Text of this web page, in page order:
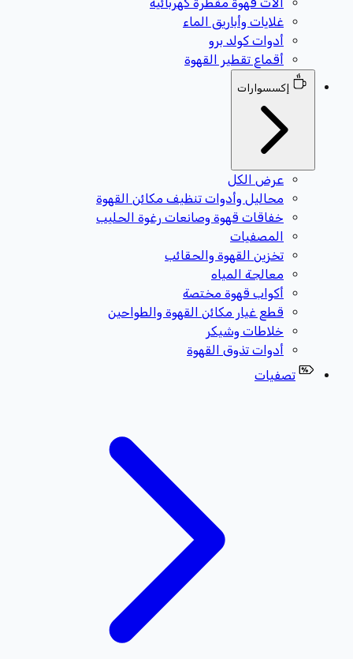
غلايات وأباريق الماء
أدوات كولد برو
أقماع تقطير القهوة
إكسسوارات
عرض الكل
محاليل وأدوات تنظيف مكائن القهوة
خفاقات قهوة وصانعات رغوة الحليب
المصفيات
تخزين القهوة والحقائب
معالجة المياه
أكواب قهوة مختصة
قطع غيار مكائن القهوة والطواحين
خلاطات وشيكر
أدوات تذوق القهوة
تصفيات